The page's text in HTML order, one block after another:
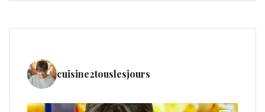
cuisine2touslesjours